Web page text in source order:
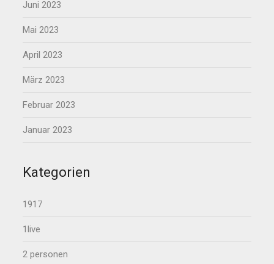
Juni 2023
Mai 2023
April 2023
März 2023
Februar 2023
Januar 2023
Kategorien
1917
1live
2 personen